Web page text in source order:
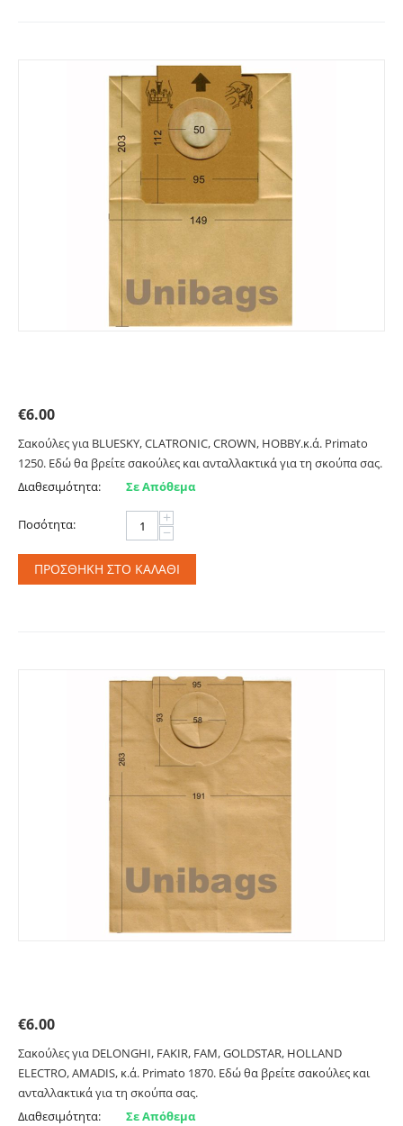
€6.00
Σακούλες για BLUESKY, CLATRONIC, CROWN, HOBBY.κ.ά. Primato
1250. Εδώ θα βρείτε σακούλες και ανταλλακτικά για τη σκούπα σας.
Διαθεσιμότητα:
Σε Απόθεμα
Ποσότητα: +
−
ΠΡΟΣΘΉΚΗ ΣΤΟ ΚΑΛΆΘΙ
€6.00
Σακούλες για DELONGHI, FAKIR, FAM, GOLDSTAR, HOLLAND
ELECTRO, AMADIS, κ.ά. Primato 1870. Εδώ θα βρείτε σακούλες και
ανταλλακτικά για τη σκούπα σας.
Διαθεσιμότητα:
Σε Απόθεμα